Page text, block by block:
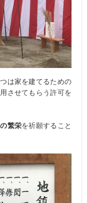
は家を建てるための
させてもらう許可を
繁栄を祈願すること